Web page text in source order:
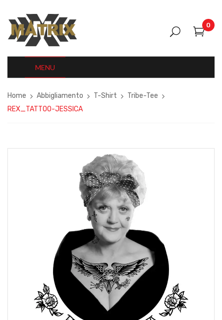
0
MENU
Home Abbigliamento T-Shirt
Tribe-Tee
REX_TATTOO-JESSICA